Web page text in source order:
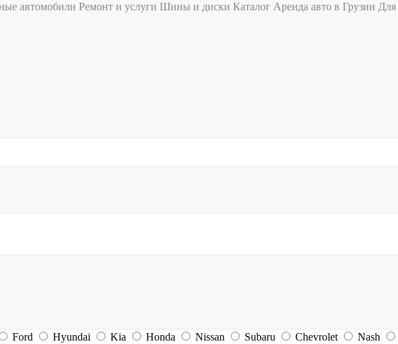
автомобили Ремонт и услуги Шины и диски Каталог Аренда авто в Грузии Для
Ford Hyundai Kia Honda Nissan Subaru Chevrolet Nash